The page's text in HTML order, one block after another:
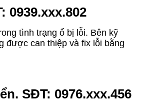
0939.xxx.802
tình trạng ổ bị lỗi. Bên kỹ
được can thiệp và fix lỗi bằng
SĐT: 0976.xxx.456